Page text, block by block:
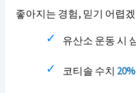
좋아지는 경험, 믿기 어렵
유산소 운동 시
코티솔 수치 20%